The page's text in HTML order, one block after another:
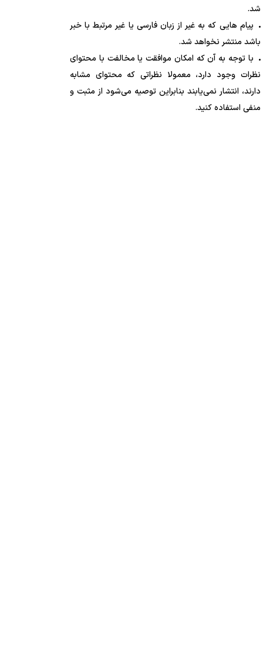
شد.
پیام هایی که به غیر از زبان فارسی یا غیر مرتبط با خبر
باشد منتشر نخواهد شد.
با توجه به آن که امکان موافقت یا مخالفت با محتوای
نظرات وجود دارد، معمولا نظراتی که محتوای مشابه
دارند، انتشار نمی‌یابند بنابراین توصیه می‌شود از مثبت و
منفی استفاده کنید.